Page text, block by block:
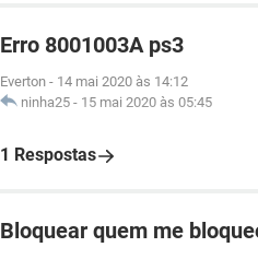
Erro 8001003A ps3
Everton - 14 mai 2020 às 14:12
ninha25 - 15 mai 2020 às 05:45
1 Respostas
Bloquear quem me